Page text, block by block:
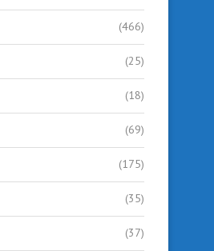
(466)
(25)
(18)
(69)
(175)
(35)
(37)